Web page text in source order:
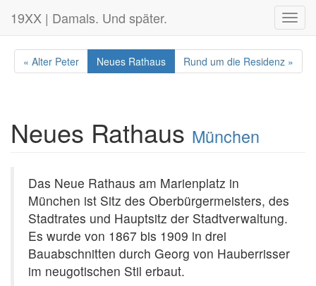
19XX | Damals. Und später.
« Alter Peter Neues Rathaus Rund um die Residenz »
Neues Rathaus München
Das Neue Rathaus am Marienplatz in
München ist Sitz des Oberbürgermeisters, des
Stadtrates und Hauptsitz der Stadtverwaltung.
Es wurde von 1867 bis 1909 in drei
Bauabschnitten durch Georg von Hauberrisser
im neugotischen Stil erbaut.